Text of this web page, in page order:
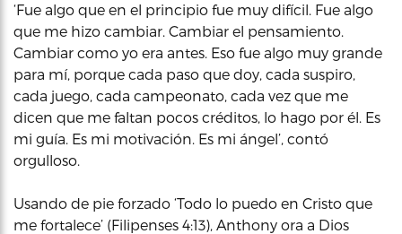
‘Fue algo que en el principio fue muy difícil. Fue algo
que me hizo cambiar. Cambiar el pensamiento.
Cambiar como yo era antes. Eso fue algo muy grande
para mí, porque cada paso que doy, cada suspiro,
cada juego, cada campeonato, cada vez que me
dicen que me faltan pocos créditos, lo hago por él. Es
mi guía. Es mi motivación. Es mi ángel’, contó
orgulloso.
Usando de pie forzado ‘Todo lo puedo en Cristo que
me fortalece’ (Filipenses 4:13), Anthony ora a Dios